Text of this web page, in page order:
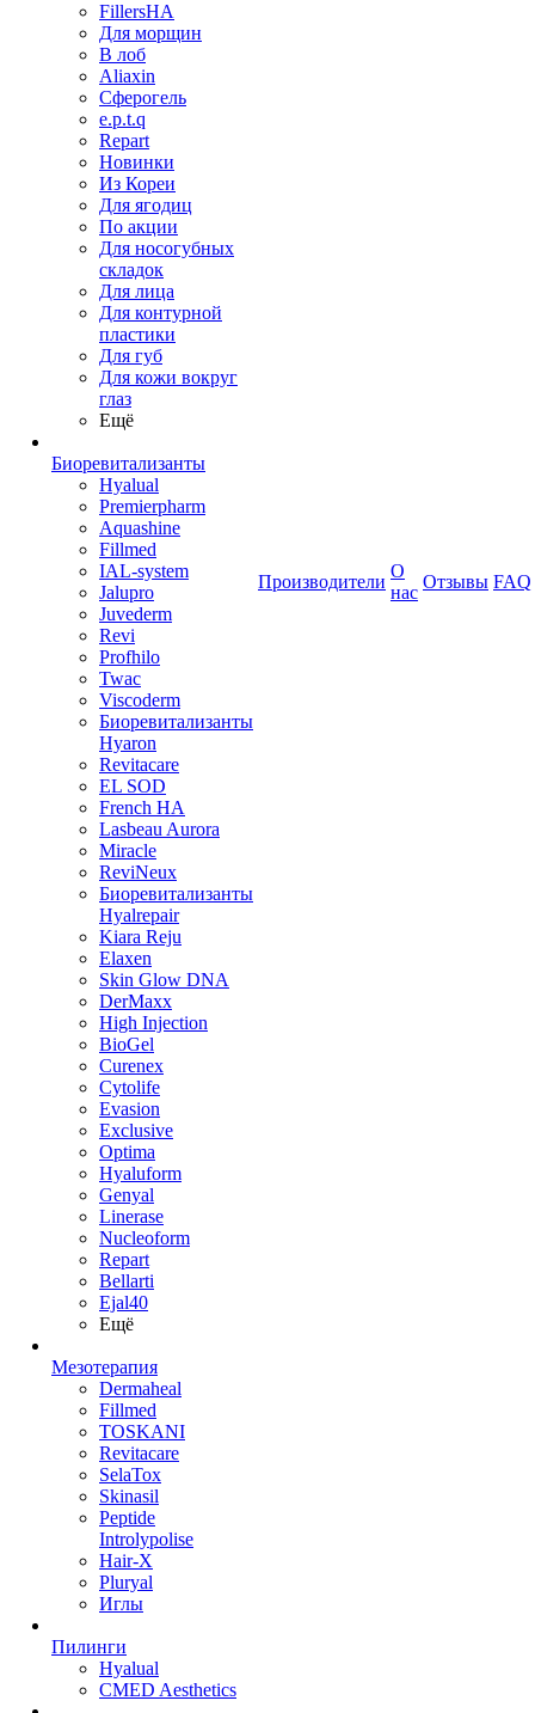
FillersHA
Для морщин
В лоб
Aliaxin
Сферогель
e.p.t.q
Repart
Новинки
Из Кореи
Для ягодиц
По акции
Для носогубных
складок
Для лица
Для контурной
пластики
Для губ
Для кожи вокруг
глаз
Ещё
Биоревитализанты
Hyalual
Premierpharm
Aquashine
Fillmed
IAL-system
Jalupro
Juvederm
Revi
Profhilo
Twac
Viscoderm
Биоревитализанты
Hyaron
Revitacare
EL SOD
French HA
Lasbeau Aurora
Miracle
ReviNeux
Биоревитализанты
Hyalrepair
Kiara Reju
Elaxen
Skin Glow DNA
DerMaxx
High Injection
BioGel
Curenex
Cytolife
Evasion
Exclusive
Optima
Hyaluform
Genyal
Linerase
Nucleoform
Repart
Bellarti
Ejal40
Ещё
Мезотерапия
Dermaheal
Fillmed
TOSKANI
Revitacare
SelaTox
Skinasil
Peptide
Introlypolise
Hair-X
Pluryal
Иглы
Пилинги
Hyalual
CMED Aesthetics
Производители
О
нас
Отзывы FAQ